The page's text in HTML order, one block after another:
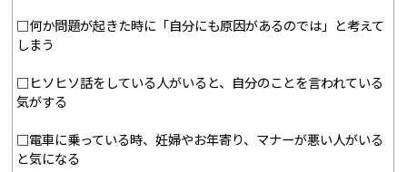
□何か問題が起きた時に「自分にも原因があるのでは」と考えて
しまう
□ヒソヒソ話をしている人がいると、自分のことを言われている
気がする
□電車に乗っている時、妊婦やお年寄り、マナーが悪い人がいる
と気になる